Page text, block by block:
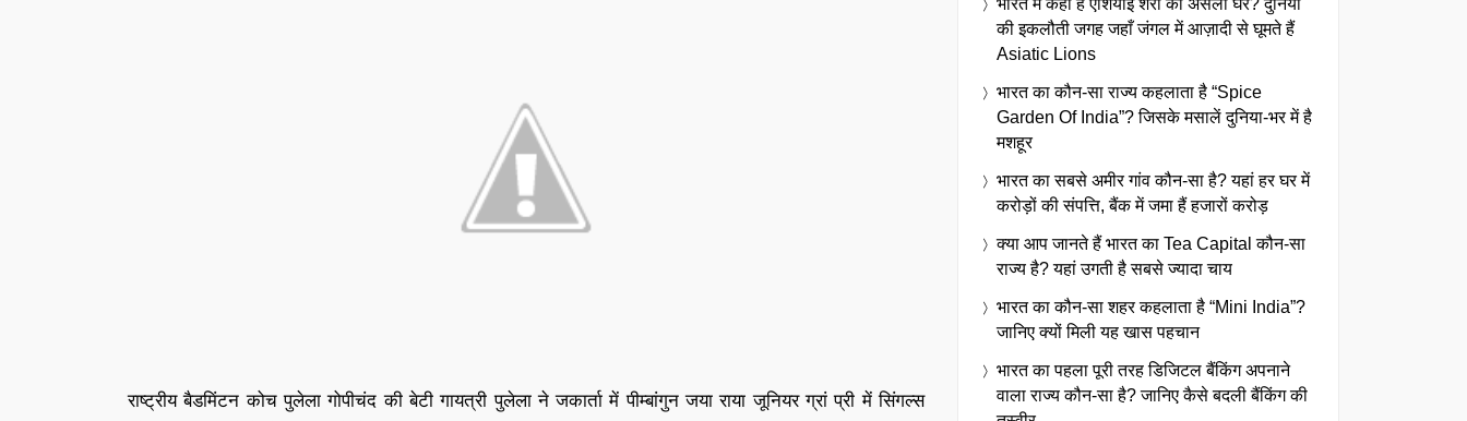
राष्ट्रीय बैडमिंटन कोच पुलेला गोपीचंद की बेटी गायत्री पुलेला ने जकार्ता में पीम्बांगुन जया राया जूनियर ग्रां प्री में सिंगल्स
भारत में कहाँ है एशियाई शेरों का असली घर? दुनिया
की इकलौती जगह जहाँ जंगल में आज़ादी से घूमते हैं
Asiatic Lions
भारत का कौन-सा राज्य कहलाता है “Spice
Garden Of India”? जिसके मसालें दुनिया-भर में है
मशहूर
भारत का सबसे अमीर गांव कौन-सा है? यहां हर घर में
करोड़ों की संपत्ति, बैंक में जमा हैं हजारों करोड़
क्या आप जानते हैं भारत का Tea Capital कौन-सा
राज्य है? यहां उगती है सबसे ज्यादा चाय
भारत का कौन-सा शहर कहलाता है “Mini India”?
जानिए क्यों मिली यह खास पहचान
भारत का पहला पूरी तरह डिजिटल बैंकिंग अपनाने
वाला राज्य कौन-सा है? जानिए कैसे बदली बैंकिंग की